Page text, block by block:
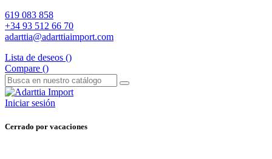
619 083 858
+34 93 512 66 70
adarttia@adarttiaimport.com
Lista de deseos ()
Compare ()
Iniciar sesión
Cerrado por vacaciones